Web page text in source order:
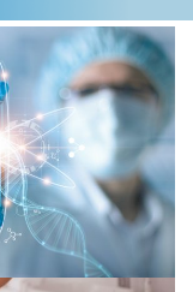
sekas COVID